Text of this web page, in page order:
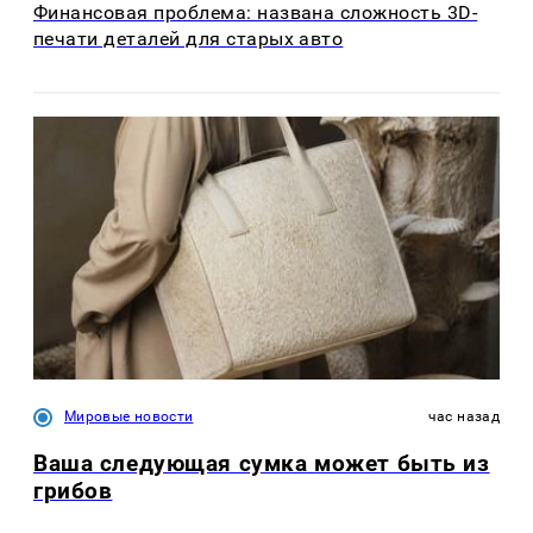
Финансовая проблема: названа сложность 3D-
печати деталей для старых авто
Мировые новости час назад
Ваша следующая сумка может быть из
грибов